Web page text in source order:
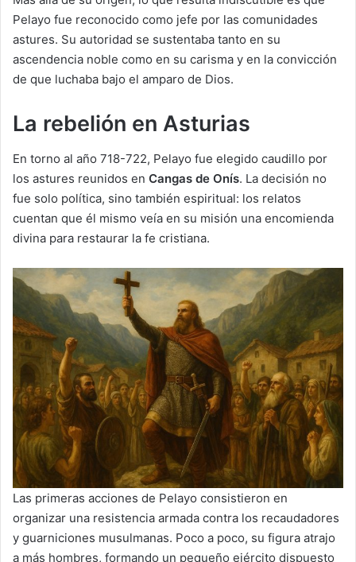
Pelayo fue reconocido como jefe por las comunidades
astures. Su autoridad se sustentaba tanto en su
ascendencia noble como en su carisma y en la convicción
de que luchaba bajo el amparo de Dios.
La rebelión en Asturias
En torno al año 718-722, Pelayo fue elegido caudillo por
los astures reunidos en Cangas de Onís. La decisión no
fue solo política, sino también espiritual: los relatos
cuentan que él mismo veía en su misión una encomienda
divina para restaurar la fe cristiana.
Las primeras acciones de Pelayo consistieron en
organizar una resistencia armada contra los recaudadores
y guarniciones musulmanas. Poco a poco, su figura atrajo
a más hombres, formando un pequeño ejército dispuesto